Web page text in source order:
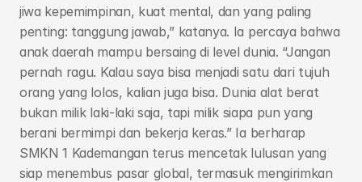
jiwa kepemimpinan, kuat mental, dan yang paling
penting: tanggung jawab,” katanya. Ia percaya bahwa
anak daerah mampu bersaing di level dunia. “Jangan
pernah ragu. Kalau saya bisa menjadi satu dari tujuh
orang yang lolos, kalian juga bisa. Dunia alat berat
bukan milik laki-laki saja, tapi milik siapa pun yang
berani bermimpi dan bekerja keras.” Ia berharap
SMKN 1 Kademangan terus mencetak lulusan yang
siap menembus pasar global, termasuk mengirimkan